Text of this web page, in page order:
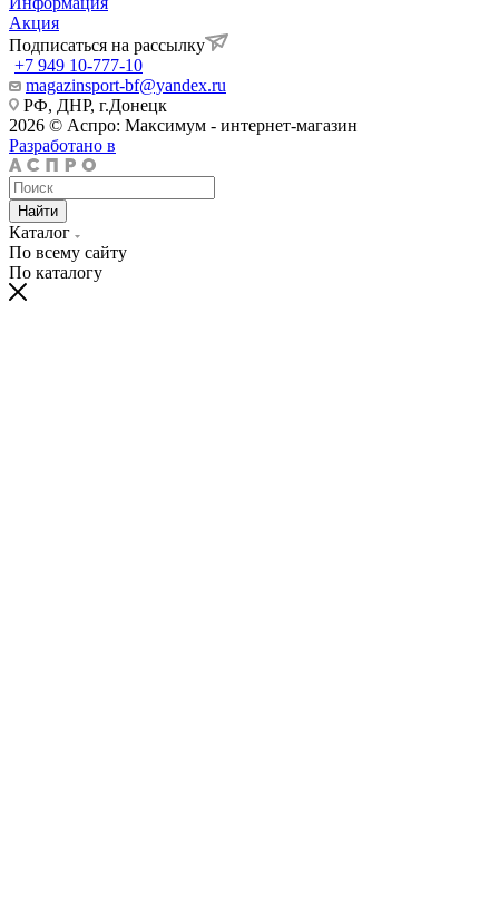
Акция
Подписаться на рассылку
+7 949 10-777-10
magazinsport-bf@yandex.ru
РФ, ДНР, г.Донецк
2026 © Аспро: Максимум - интернет-магазин
Разработано в
Найти
Каталог
По всему сайту
По каталогу